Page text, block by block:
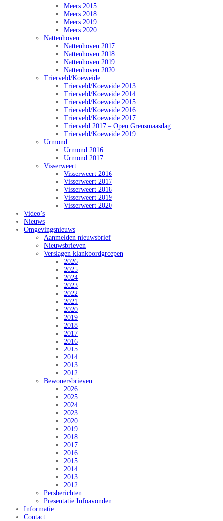
Meers 2015
Meers 2018
Meers 2019
Meers 2020
Nattenhoven
Nattenhoven 2017
Nattenhoven 2018
Nattenhoven 2019
Nattenhoven 2020
Trierveld/Koeweide
Trierveld/Koeweide 2013
Trierveld/Koeweide 2014
Trierveld/Koeweide 2015
Trierveld/Koeweide 2016
Trierveld/Koeweide 2017
Trierveld 2017 – Open Grensmaasdag
Trierveld/Koeweide 2019
Urmond
Urmond 2016
Urmond 2017
Visserweert
Visserweert 2016
Visserweert 2017
Visserweert 2018
Visserweert 2019
Visserweert 2020
Video’s
Nieuws
Omgevingsnieuws
Aanmelden nieuwsbrief
Nieuwsbrieven
Verslagen klankbordgroepen
2026
2025
2024
2023
2022
2021
2020
2019
2018
2017
2016
2015
2014
2013
2012
Bewonersbrieven
2026
2025
2024
2023
2020
2019
2018
2017
2016
2015
2014
2013
2012
Persberichten
Presentatie Infoavonden
Informatie
Contact